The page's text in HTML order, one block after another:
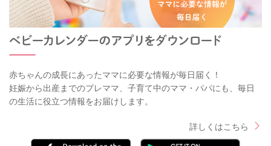
赤ちゃんの成長にあったママに必要な情報が毎日届く！
妊娠から出産までのプレママ、子育て中のママ・パパにも、毎日
の生活に役立つ情報をお届けします。
詳しくはこちら